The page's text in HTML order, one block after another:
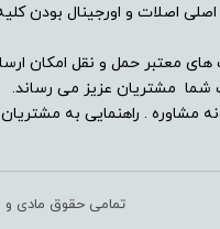
اصلات و اورجینال بودن
های معتبر حمل و نقل امکان
شما مشتریان عزیز می رساند.
مشاوره . راهنمایی به
تمامی حقوق مادی و